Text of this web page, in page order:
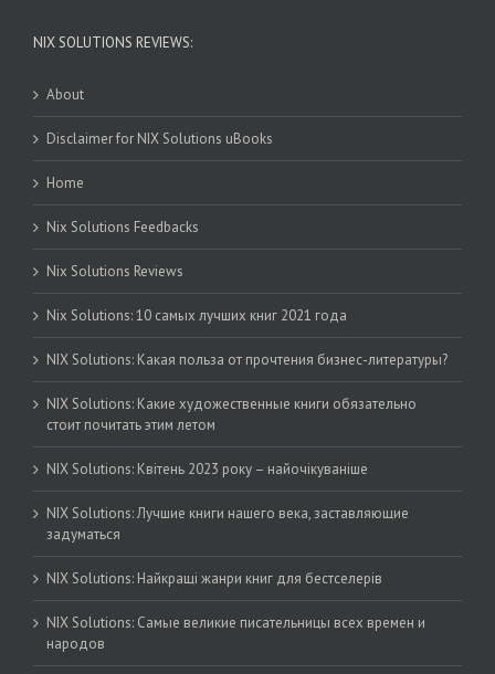
NIX SOLUTIONS REVIEWS:
About
Disclaimer for NIX Solutions uBooks
Home
Nix Solutions Feedbacks
Nix Solutions Reviews
Nix Solutions: 10 самых лучших книг 2021 года
NIX Solutions: Какая польза от прочтения бизнес-литературы?
NIX Solutions: Какие художественные книги обязательно
стоит почитать этим летом
NIX Solutions: Квітень 2023 року – найочікуваніше
NIX Solutions: Лучшие книги нашего века, заставляющие
задуматься
NIX Solutions: Найкращі жанри книг для бестселерів
NIX Solutions: Самые великие писательницы всех времен и
народов